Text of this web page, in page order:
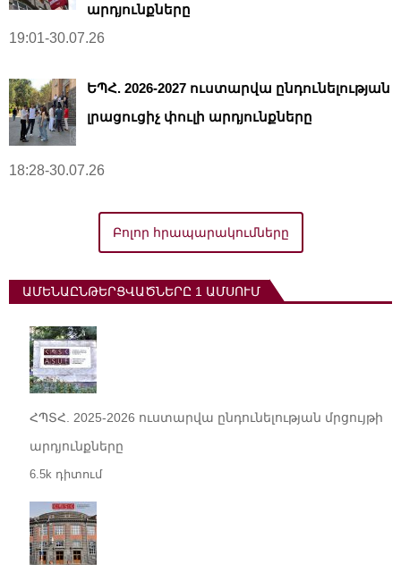
արդյունքները
19:01-30.07.26
ԵՊՀ. 2026-2027 ուստարվա ընդունելության
լրացուցիչ փուլի արդյունքները
18:28-30.07.26
Բոլոր հրապարակումները
ԱՄԵՆԱԸՆԹԵՐՑՎԱԾՆԵՐԸ 1 ԱՄՍՈՒՄ
ՀՊՏՀ. 2025-2026 ուստարվա ընդունելության մրցույթի
արդյունքները
6.5k դիտում